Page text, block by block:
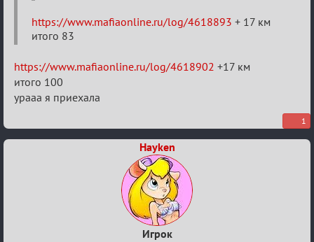
https://www.mafiaonline.ru/log/4618893 + 17 км
итого 83
https://www.mafiaonline.ru/log/4618902 +17 км
итого 100
урааа я приехала
1
Hayken
Игрок